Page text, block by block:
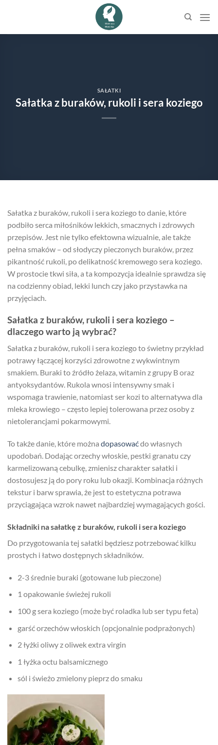
SAŁATKI
Sałatka z buraków, rukoli i sera koziego
Sałatka z buraków, rukoli i sera koziego to danie, które
podbiło serca miłośników lekkich, smacznych i zdrowych
przepisów. Jest nie tylko efektowna wizualnie, ale także
pełna smaków – od słodyczy pieczonych buraków, przez
pikantność rukoli, po delikatność kremowego sera koziego.
W prostocie tkwi siła, a ta kompozycja idealnie sprawdza się
na codzienny obiad, lekki lunch czy jako przystawka na
przyjęciach.
Sałatka z buraków, rukoli i sera koziego –
dlaczego warto ją wybrać?
Sałatka z buraków, rukoli i sera koziego to świetny przykład
potrawy łączącej korzyści zdrowotne z wykwintnym
smakiem. Buraki to źródło żelaza, witamin z grupy B oraz
antyoksydantów. Rukola wnosi intensywny smak i
wspomaga trawienie, natomiast ser kozi to alternatywa dla
mleka krowiego – często lepiej tolerowana przez osoby z
nietolerancjami pokarmowymi.
To także danie, które można dopasowaćdo własnych
upodobań. Dodając orzechy włoskie, pestki granatu czy
karmelizowaną cebulkę, zmienisz charakter sałatki i
dostosujesz ją do pory roku lub okazji. Kombinacja różnych
tekstur i barw sprawia, że jest to estetyczna potrawa
przyciągająca wzrok nawet najbardziej wymagających gości.
Składniki na sałatkę z buraków, rukoli i sera koziego
Do przygotowania tej sałatki będziesz potrzebować kilku
prostych i łatwo dostępnych składników.
2-3 średnie buraki (gotowane lub pieczone)
1 opakowanie świeżej rukoli
100 g sera koziego (może być roladka lub ser typu feta)
garść orzechów włoskich (opcjonalnie podprażonych)
2 łyżki oliwy z oliwek extra virgin
1 łyżka octu balsamicznego
sól i świeżo zmielony pieprz do smaku